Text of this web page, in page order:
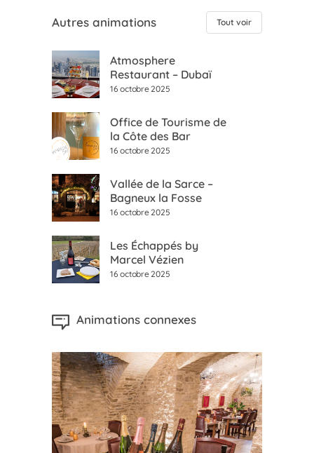
Autres animations Tout voir
Atmosphere
Restaurant – Dubaï
16 octobre 2025
Office de Tourisme de
la Côte des Bar
16 octobre 2025
Vallée de la Sarce –
Bagneux la Fosse
16 octobre 2025
Les Échappés by
Marcel Vézien
16 octobre 2025
Animations connexes